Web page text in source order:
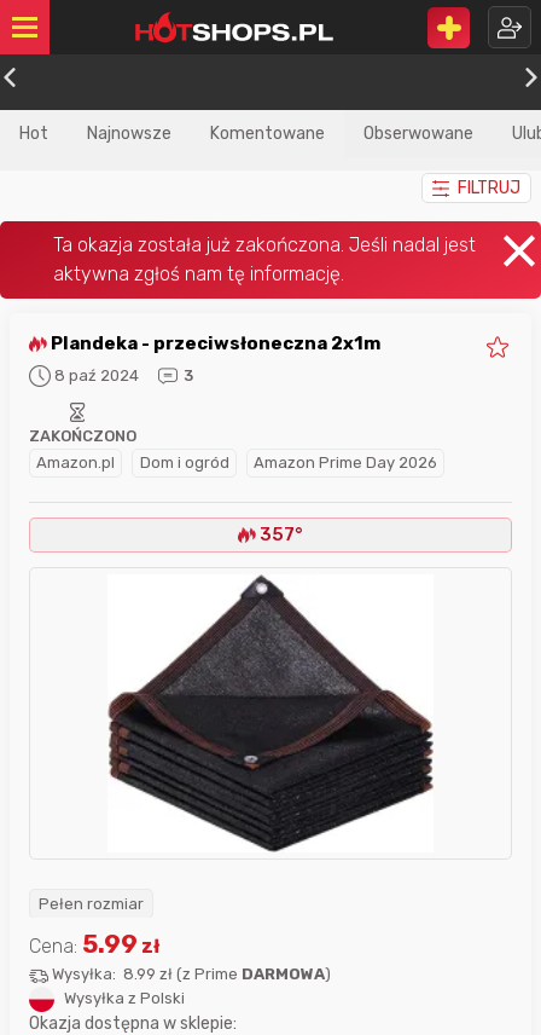
Hot Najnowsze Komentowane Obserwowane
FILTRUJ
Plandeka - przeciwsłoneczna 2x1m
8 paź 2024 3
Amazon.pl Dom i ogród Amazon Prime Day 2026
ZAKOŃCZONO
357°
Pełen rozmiar
Cena: 5.99 zł
Wysyłka: 8.99 zł (z Prime DARMOWA)
Wysyłka z Polski
Okazja dostępna w sklepie: